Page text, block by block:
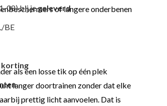
08) bij jegeleverd
BE
of langere onderbenen
als een losse tik op één plek
langer doortrainen zonder dat elke
prettig licht aanvoelen. Dat is